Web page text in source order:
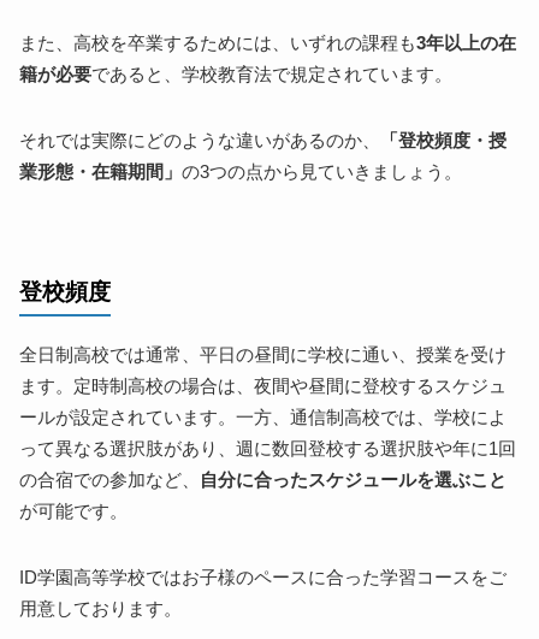
まとめ
また、高校を卒業するためには、いずれの課程も3年以上の在
籍が必要であると、学校教育法で規定されています。
それでは実際にどのような違いがあるのか、
「登校頻度・授
業形態・在籍期間」の3つの点から見ていきましょう。
登校頻度
全日制高校では通常、平日の昼間に学校に通い、授業を受け
ます。定時制高校の場合は、夜間や昼間に登校するスケジュ
ールが設定されています。一方、通信制高校では、学校によ
って異なる選択肢があり、週に数回登校する選択肢や年に1回
の合宿での参加など、
自分に合ったスケジュールを選ぶこと
が可能です。
ID学園高等学校ではお子様のペースに合った学習コースをご
用意しております。